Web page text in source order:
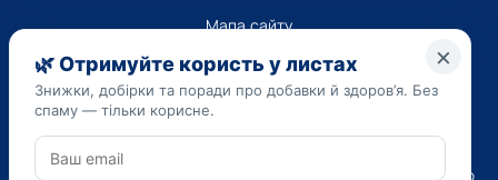
Мапа сайту
ТОВ “ДО ЮА”,
Код ЄДРПОУ 45223262
Дата реєстрації 14.09.2023
Наведена на сайті dobavki.ua інформація носить виключно
Ознайомчий характер. Не використовуйте нашу інформацію